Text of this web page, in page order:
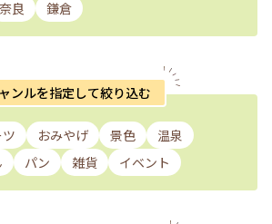
奈良 鎌倉
ンルを指定して絞り込む
おみやげ 景色
温泉
パン 雑貨 イベント